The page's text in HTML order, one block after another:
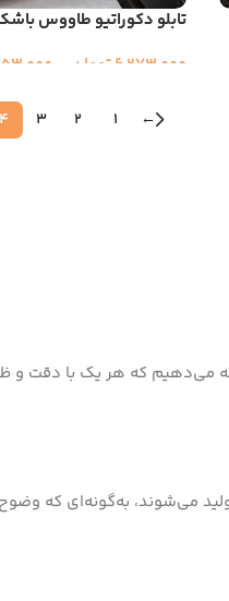
تابلو دکوراتیو طاووس
6,273,000تومان
←
1
2
3
4
می‌دهیم که هر یک با دقت
می‌شوند، به‌گونه‌ای که